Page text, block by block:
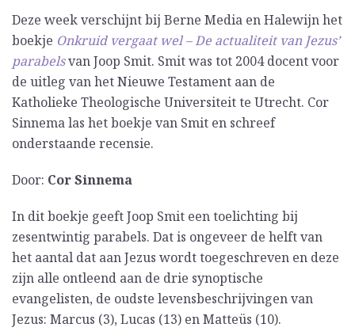
Deze week verschijnt bij Berne Media en Halewijn het
boekje Onkruid vergaat wel – De actualiteit van Jezus’
parabelsvan Joop Smit. Smit was tot 2004 docent voor
de uitleg van het Nieuwe Testament aan de
Katholieke Theologische Universiteit te Utrecht. Cor
Sinnema las het boekje van Smit en schreef
onderstaande recensie.
Door: Cor Sinnema
In dit boekje geeft Joop Smit een toelichting bij
zesentwintig parabels. Dat is ongeveer de helft van
het aantal dat aan Jezus wordt toegeschreven en deze
zijn alle ontleend aan de drie synoptische
evangelisten, de oudste levensbeschrijvingen van
Jezus: Marcus (3), Lucas (13) en Matteüs (10).